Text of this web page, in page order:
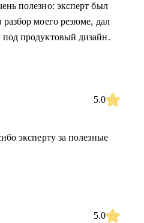
полезно: эксперт был
моего резюме, дал
продуктовый дизайн.
5.0
эксперту за полезные
5.0